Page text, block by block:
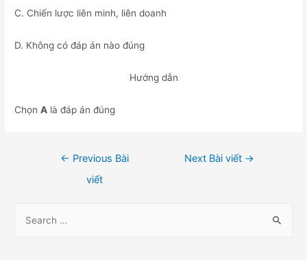
C. Chiến lược liên minh, liên doanh
D. Không có đáp án nào đúng
Hướng dẫn
ChọnA là đáp án đúng
← Previous Bài
viết
Next Bài viết →